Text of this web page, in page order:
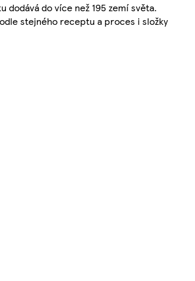
dodává do více než 195 zemí světa.
stejného receptu a proces i složky